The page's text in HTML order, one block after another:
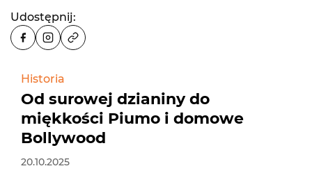
Udostępnij:
Historia
Od surowej dzianiny do
miękkości Piumo i domowe
Bollywood
20.10.2025